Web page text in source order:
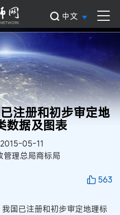
中文
注册和初步审定地
数据及图表
05-11
管理总局商标局
563
国已注册和初步审定地理标